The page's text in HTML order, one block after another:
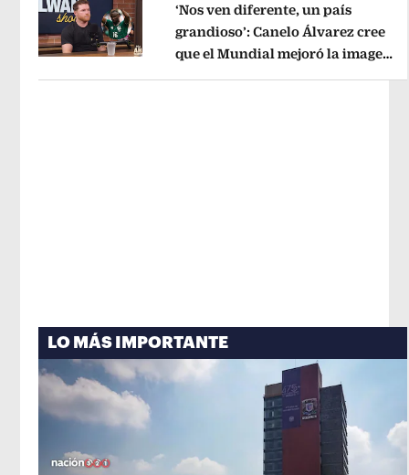
‘Nos ven diferente, un país
grandioso’: Canelo Álvarez cree
que el Mundial mejoró la imagen
LO MÁS IMPORTANTE